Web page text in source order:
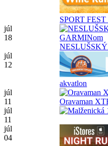
SPORT
júl
18
júl
12
akvatlon
júl
11
Oravaman
júl
11
júl
04